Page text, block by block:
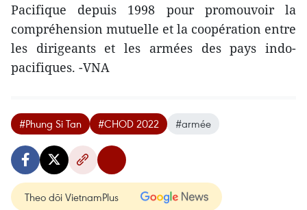
Pacifique depuis 1998 pour promouvoir la
compréhension mutuelle et la coopération entre
les dirigeants et les armées des pays indo-
pacifiques. -VNA
#Phung Si Tan #CHOD 2022 #armée
Theo dõi VietnamPlus